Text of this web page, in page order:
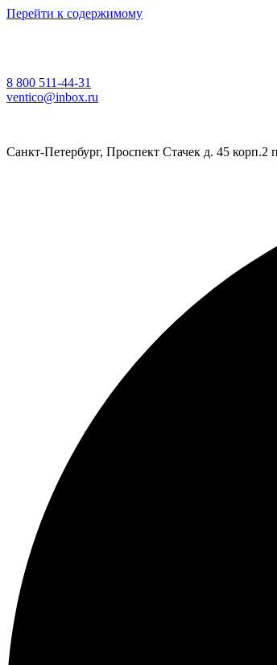
Перейти к содержимому
8 800 511-44-31
ventico@inbox.ru
Санкт-Петербург, Проспект Стачек д. 45 корп.2